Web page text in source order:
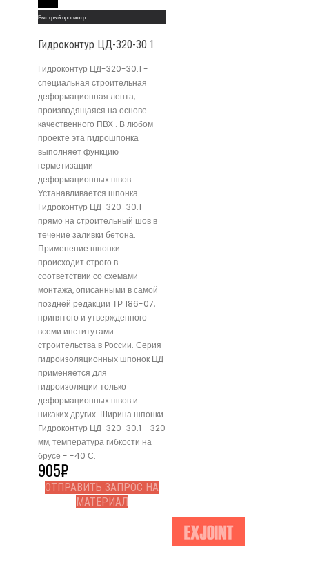
Быстрый просмотр
Гидроконтур ЦД-320-30.1
Гидроконтур ЦД-320-30.1 -
специальная строительная
деформационная лента,
производящаяся на основе
качественного ПВХ . В любом
проекте эта гидрошпонка
выполняет функцию
герметизации
деформационных швов.
Устанавливается шпонка
Гидроконтур ЦД-320-30.1
прямо на строительный шов в
течение заливки бетона.
Применение шпонки
происходит строго в
соответствии со схемами
монтажа, описанными в самой
поздней редакции ТР 186-07,
принятого и утвержденного
всеми институтами
строительства в России. Серия
гидроизоляционных шпонок ЦД
применяется для
гидроизоляции только
деформационных швов и
никаких других. Ширина шпонки
Гидроконтур ЦД-320-30.1 - 320
мм, температура гибкости на
брусе - -40 С.
905₽
ОТПРАВИТЬ ЗАПРОС НА
МАТЕРИАЛ